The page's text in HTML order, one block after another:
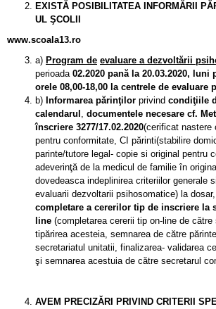
EXISTĂ POSIBILITATEA INFORMĂRII
UL ŞCOLII
www.scoala13.ro
a) Program de evaluare a dezvoltării
perioada 02.2020 pană la 20.03.2020, luni
orele 08,00-18,00 la centrele de evaluare
b) Informarea părinţilor privind condiţiile
calendarul , documentele necesare cf.
înscriere 3277/17.02.2020(cerificat nastere
pentru conformitate, CI părinti(stabilire
parinte/tutore legal- copie si original pentru
adeverinţă de la medicul de familie în
dovedeasca indeplinirea criteriilor generale
evaluarii dezvoltarii psihosomatice) la
completare a cererilor tip de inscriere la
line (completarea cererii tip on-line de
tipărirea acesteia, semnarea de către
secretariatul unitatii, finalizarea- validarea
şi semnarea acestuia de către secretarul
AVEM PRECIZĂRI PRIVIND CRITERII